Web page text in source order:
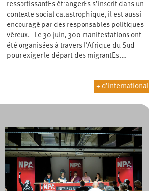
ressortissantEs étrangerEs s’inscrit dans un
contexte social catastrophique, il est aussi
encouragé par des responsables politiques
véreux. Le 30 juin, 300 manifestations ont
été organisées à travers l’Afrique du Sud
pour exiger le départ des migrantEs.…
+ d’international